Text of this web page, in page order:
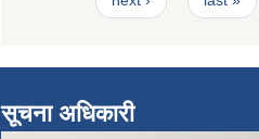
सूचना अधिकारी